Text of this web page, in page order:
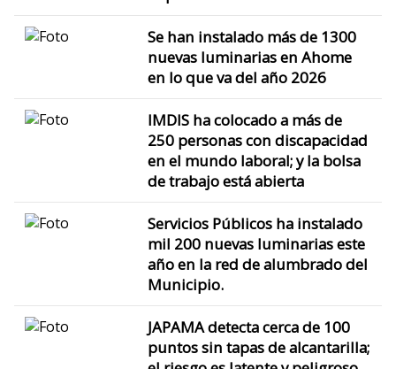
Se han instalado más de 1300
nuevas luminarias en Ahome
en lo que va del año 2026
IMDIS ha colocado a más de
250 personas con discapacidad
en el mundo laboral; y la bolsa
de trabajo está abierta
Servicios Públicos ha instalado
mil 200 nuevas luminarias este
año en la red de alumbrado del
Municipio.
JAPAMA detecta cerca de 100
puntos sin tapas de alcantarilla;